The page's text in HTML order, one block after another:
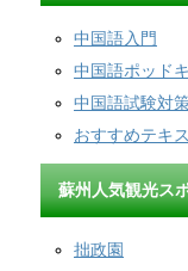
中国語入門
中国語ポッド
中国語試験対
おすすめテキ
蘇州人気観光ス
拙政園